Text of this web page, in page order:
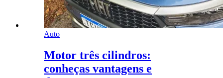
Auto
Motor três cilindros:
conheças vantagens e